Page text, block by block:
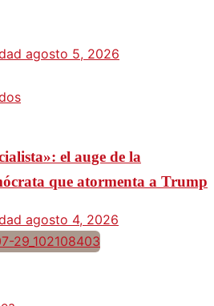
agosto 5, 2026
el auge de la
que atormenta a Trump
agosto 4, 2026